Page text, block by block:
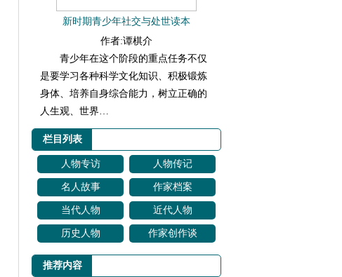
新时期青少年社交与处世读本
作者:谭棋介
青少年在这个阶段的重点任务不仅
是要学习各种科学文化知识、积极锻炼
身体、培养自身综合能力，树立正确的
人生观、世界…
栏目列表
人物专访 人物传记
名人故事 作家档案
当代人物 近代人物
历史人物 作家创作谈
推荐内容